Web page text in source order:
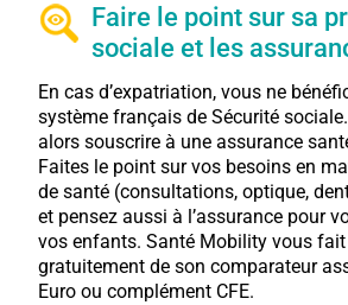
Faire le point sur sa
sociale et les
En cas d’expatriation, vous ne
système français de Sécurité
alors souscrire à une assurance
Faites le point sur vos besoins en
de santé (consultations, optique,
et pensez aussi à l’assurance pour
vos enfants. Santé Mobility vous
gratuitement de son comparateur
Euro ou complément CFE.